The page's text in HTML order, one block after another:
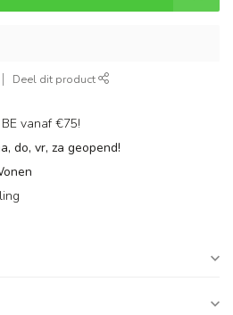
Deel dit product
vanaf €75!
do, vr, za geopend!